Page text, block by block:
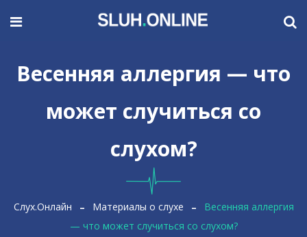
Весенняя аллергия — что
может случиться со
слухом?
Слух.Онлайн Материалы о слухе
Весенняя аллергия
— что может случиться со слухом?